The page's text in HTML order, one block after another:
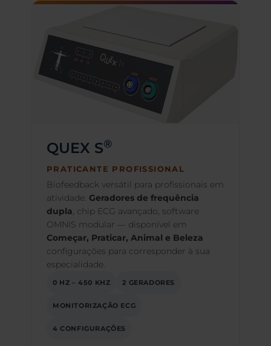
QUEX S®
PRATICANTE PROFISSIONAL
Biofeedback versátil para profissionais em
atividade. Geradores de frequência
dupla , chip ECG avançado, software
OMNIS modular — disponível em
Começar, Praticar, Animal e Beleza
configurações para corresponder à sua
especialidade.
0 HZ – 450 KHZ 2 GERADORES
MONITORIZAÇÃO ECG
4 CONFIGURAÇÕES